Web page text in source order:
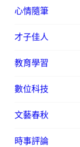
心情隨筆
才子佳人
教育學習
數位科技
文藝春秋
時事評論